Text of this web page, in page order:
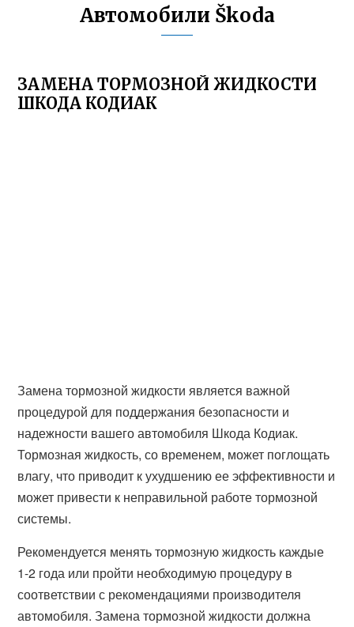
Автомобили Škoda
ЗАМЕНА ТОРМОЗНОЙ ЖИДКОСТИ
ШКОДА КОДИАК
Замена тормозной жидкости является важной
процедурой для поддержания безопасности и
надежности вашего автомобиля Шкода Кодиак.
Тормозная жидкость, со временем, может поглощать
влагу, что приводит к ухудшению ее эффективности и
может привести к неправильной работе тормозной
системы.
Рекомендуется менять тормозную жидкость каждые
1-2 года или пройти необходимую процедуру в
соответствии с рекомендациями производителя
автомобиля. Замена тормозной жидкости должна